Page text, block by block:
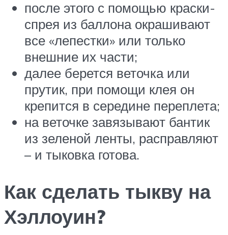
после этого с помощью краски-
спрея из баллона окрашивают
все «лепестки» или только
внешние их части;
далее берется веточка или
прутик, при помощи клея он
крепится в середине переплета;
на веточке завязывают бантик
из зеленой ленты, расправляют
– и тыковка готова.
Как сделать тыкву на
Хэллоуин?